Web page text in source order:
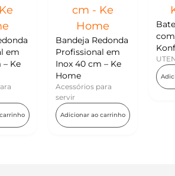
Redonda
em
cm – Ke
para
ao carrinho
Batedor de Ovos
com Raspador –
Konfektt
UTENSÍLIOS